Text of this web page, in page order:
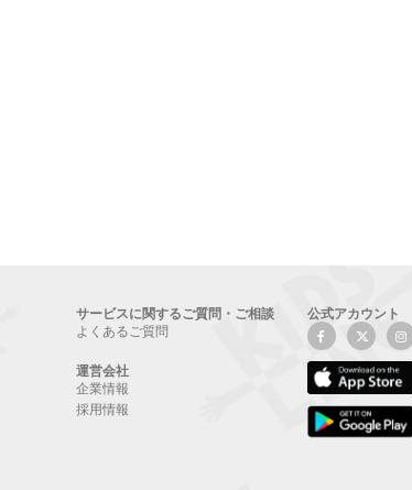
サービスに関するご質問・ご相談
よくあるご質問
運営会社
企業情報
採用情報
公式アカウント